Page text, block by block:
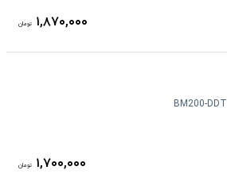
۱,۸۷۰,۰۰۰ تومان
BM200-DDT
۱,۷۰۰,۰۰۰ تومان